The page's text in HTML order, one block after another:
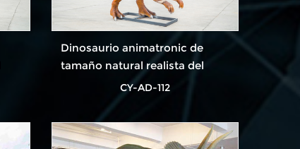
Dinosaurio animatronic de
tamaño natural realista del
parque del parque infantil en
CY-AD-112